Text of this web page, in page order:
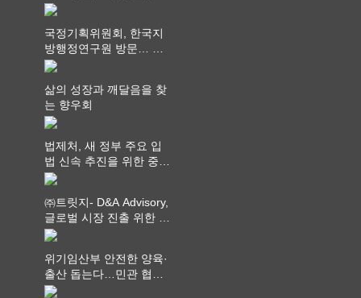
안서비스가 최우선 되어
국정기획위원회, 한국지
방행정연구원 방문… 국
가균형성장 논의
삶의 성장과 깨달음을 찾
는 향우회
법제처, 새 정부 주요 입
법 신속 추진을 위한 중앙
부처 법무담당관 회의 개
㈜트릿지- D&A Advisory,
글로벌 시장 진출 위한 전
략적 업무협약 체결
위기임산부 안전한 양육·
출산 돕는다…민관 협력
체계 구축